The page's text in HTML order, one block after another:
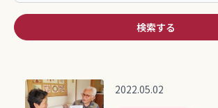
検索する
2022.05.02